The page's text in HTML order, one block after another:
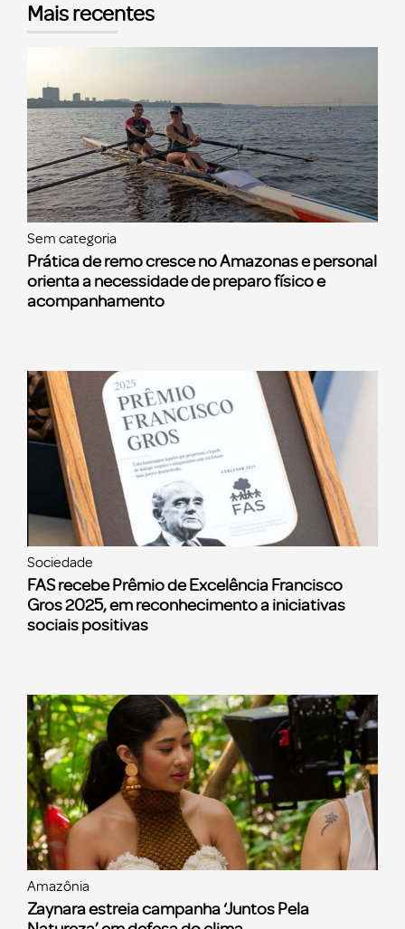
Mais recentes
Sem categoria
Prática de remo cresce no Amazonas e personal
orienta a necessidade de preparo físico e
acompanhamento
Sociedade
FAS recebe Prêmio de Excelência Francisco
Gros 2025, em reconhecimento a iniciativas
sociais positivas
Amazônia
Zaynara estreia campanha ‘Juntos Pela